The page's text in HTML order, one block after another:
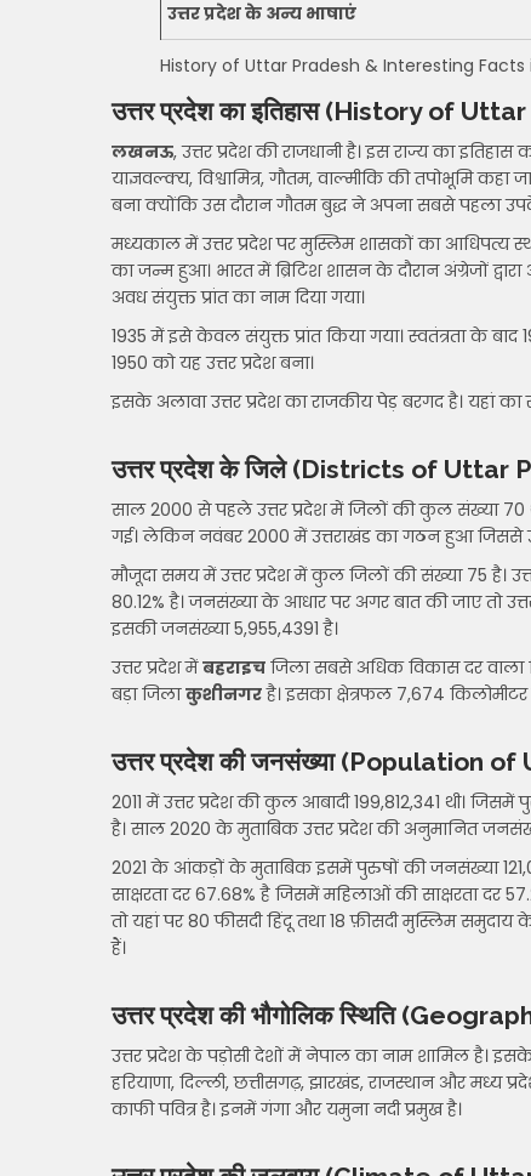
उत्तर प्रदेश के अन्य भाषाएं
History of Uttar Pradesh & Interesting Facts
उत्तर प्रदेश का इतिहास (History of
लखनऊ, उत्तर प्रदेश की राजधानी है। इस राज्य का
याज्ञवल्क्य, विश्वामित्र, गौतम, वाल्मीकि की तपोभूमि कहा
बना क्योंकि उस दौरान गौतम बुद्ध ने अपना सबसे पहला
मध्यकाल में उत्तर प्रदेश पर मुस्लिम शासकों का आधिपत्य
का जन्म हुआ। भारत में ब्रिटिश शासन के दौरान अंग्रेजों
अवध संयुक्त प्रांत का नाम दिया गया।
1935 में इसे केवल संयुक्त प्रांत किया गया। स्वतंत्रता के
1950 को यह उत्तर प्रदेश बना।
इसके अलावा उत्तर प्रदेश का राजकीय पेड़ बरगद है। यहां
उत्तर प्रदेश के जिले (Districts of Uttar
साल 2000 से पहले उत्तर प्रदेश में जिलों की कुल संख्या
गई। लेकिन नवंबर 2000 में उत्तराखंड का गठन हुआ जिससे
मौजूदा समय में उत्तर प्रदेश में कुल जिलों की संख्या 75 है।
80.12% है। जनसंख्या के आधार पर अगर बात की जाए तो
इसकी जनसंख्या 5,955,4391 है।
उत्तर प्रदेश मेंबहराइच जिला सबसे अधिक विकास दर वाला
बड़ा जिलाकुशीनगरहै। इसका क्षेत्रफल 7,674 किलोमीटर
उत्तर प्रदेश की जनसंख्या (Population
2011 में उत्तर प्रदेश की कुल आबादी 199,812,341 थी।
है। साल 2020 के मुताबिक उत्तर प्रदेश की अनुमानित
2021 के आंकड़ों के मुताबिक इसमें पुरुषों की जनसंख्या
साक्षरता दर 67.68% है जिसमें महिलाओं की साक्षरता दर
तो यहां पर 80 फीसदी हिंदू तथा 18 फ़ीसदी मुस्लिम
हैं।
उत्तर प्रदेश की भौगोलिक स्थिति
उत्तर प्रदेश के पड़ोसी देशों में नेपाल का नाम शामिल है।
हरियाणा, दिल्ली, छत्तीसगढ़, झारखंड, राजस्थान और मध्य
काफी पवित्र है। इनमें गंगा और यमुना नदी प्रमुख है।